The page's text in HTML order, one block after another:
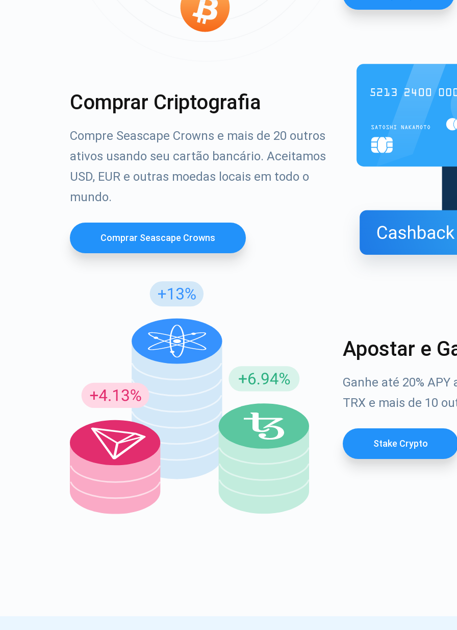
Comprar Criptografia
Compre Seascape Crowns e mais de 20 outros
ativos usando seu cartão bancário. Aceitamos
USD, EUR e outras moedas locais em todo o
mundo.
Comprar Seascape Crowns
Apostar e
Ganhe até 20% APY
TRX e mais de 10
Stake Crypto
1000.000
support@atomicwallet.io
Inscreva-se para atualizações
Seja o primeiro a receber as últimas atualizações do projeto e
criptografia